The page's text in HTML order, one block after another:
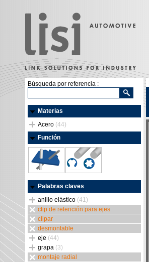
Búsqueda por referencia :
Materias
Acero (44)
Función
Palabras claves
anillo elástico (41)
clip de retención para ejes
clipar
desmontable
eje (44)
grapa (3)
montaje radial